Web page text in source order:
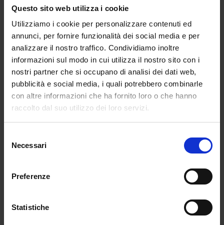
Questo sito web utilizza i cookie
Utilizziamo i cookie per personalizzare contenuti ed
annunci, per fornire funzionalità dei social media e per
analizzare il nostro traffico. Condividiamo inoltre
informazioni sul modo in cui utilizza il nostro sito con i
nostri partner che si occupano di analisi dei dati web,
pubblicità e social media, i quali potrebbero combinarle
con altre informazioni che ha fornito loro o che hanno
raccolto dal suo utilizzo dei loro servizi.
delNecessari
Preferenze
Statistiche
La storia che crea il caso è appunto quella di
un ingegnere che si è visto escluso dalla
graduatoria per la classe di concorso C430
“Laboratorio tecnologico per l’edilizia ed
esercitazioni di topografia” perché non era né
geometra né perito industriale per l’edilizia. Il
Tar, che come è noto può disapplicare solo il
provvedimento relativo al soggetto che
presenta l’istanza, gli ha dato ragione,
“L’uomo ha sostenuto, innanzi al Tar Lazio,
che (comma 4, art. 2) per i posti di insegnante
tecnico-pratico sono ammessi i candidati in
possesso dei titoli di studio indicati nel D.M. n.
in modo espresso, che i titoli di studio indicati